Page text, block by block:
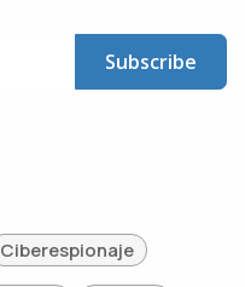
Subscribe
Ciberespionaje